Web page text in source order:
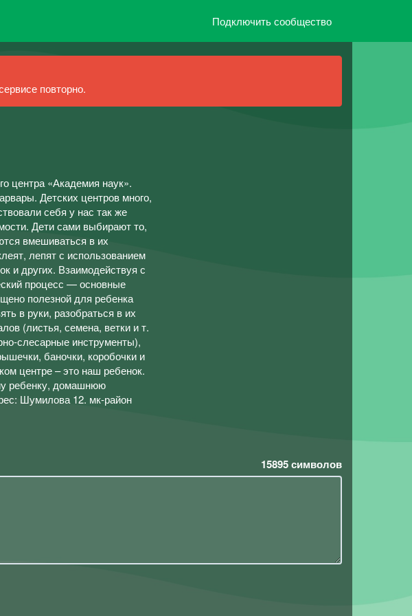
Подключить сообщество
повторно.
центра «Академия наук».
Детских центров много,
себя у нас так же
Дети сами выбирают то,
вмешиваться в их
лепят с использованием
и других. Взаимодействуя с
процесс — основные
полезной для ребенка
в руки, разобраться в их
(листья, семена, ветки и т.
слесарные инструменты),
баночки, коробочки и
центре – это наш ребенок.
ребенку, домашнюю
Шумилова 12. мк-район
15895символов